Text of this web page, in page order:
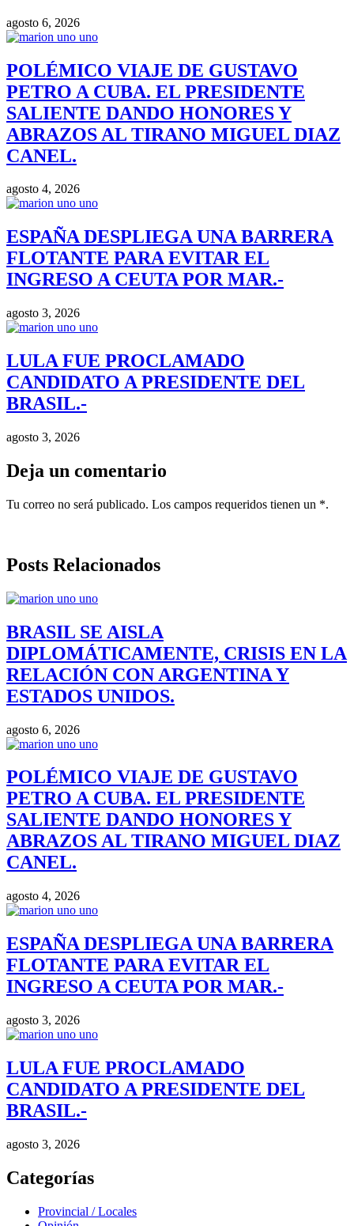
agosto 6, 2026
POLÉMICO VIAJE DE GUSTAVO
PETRO A CUBA. EL PRESIDENTE
SALIENTE DANDO HONORES Y
ABRAZOS AL TIRANO MIGUEL DIAZ
CANEL.
agosto 4, 2026
ESPAÑA DESPLIEGA UNA BARRERA
FLOTANTE PARA EVITAR EL
INGRESO A CEUTA POR MAR.-
agosto 3, 2026
LULA FUE PROCLAMADO
CANDIDATO A PRESIDENTE DEL
BRASIL.-
agosto 3, 2026
Deja un comentario
Tu correo no será publicado. Los campos requeridos tienen un *.
Posts Relacionados
BRASIL SE AISLA
DIPLOMÁTICAMENTE, CRISIS EN LA
RELACIÓN CON ARGENTINA Y
ESTADOS UNIDOS.
agosto 6, 2026
POLÉMICO VIAJE DE GUSTAVO
PETRO A CUBA. EL PRESIDENTE
SALIENTE DANDO HONORES Y
ABRAZOS AL TIRANO MIGUEL DIAZ
CANEL.
agosto 4, 2026
ESPAÑA DESPLIEGA UNA BARRERA
FLOTANTE PARA EVITAR EL
INGRESO A CEUTA POR MAR.-
agosto 3, 2026
LULA FUE PROCLAMADO
CANDIDATO A PRESIDENTE DEL
BRASIL.-
agosto 3, 2026
Categorías
Provincial / Locales